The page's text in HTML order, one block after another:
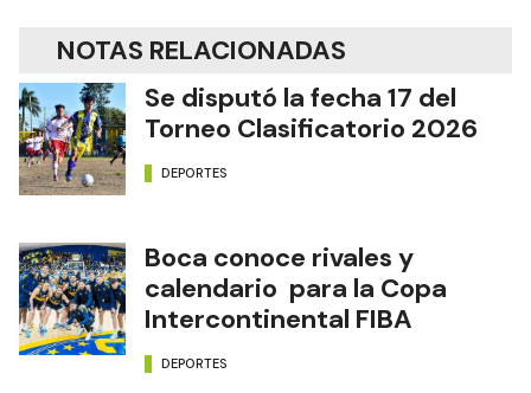
NOTAS RELACIONADAS
Se disputó la fecha 17 del
Torneo Clasificatorio 2026
DEPORTES
Boca conoce rivales y
calendario para la Copa
Intercontinental FIBA
DEPORTES